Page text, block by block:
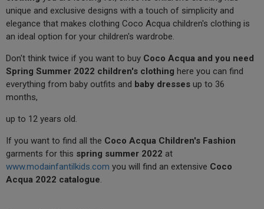
unique and exclusive designs with a touch of simplicity and
elegance that makes clothing Coco Acqua children's clothing is
an ideal option for your children's wardrobe.
Don't think twice if you want to buy Coco Acqua and you need
Spring Summer 2022 children's clothing here you can find
everything from baby outfits and baby dresses up to 36
months,
up to 12 years old.
If you want to find all the Coco Acqua Children's Fashion
garments for this spring summer 2022 at
www.modainfantilkids.com you will find an extensive Coco
Acqua 2022 catalogue.